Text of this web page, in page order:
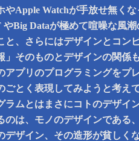
やApple Watchが手放せ無く
Big Dataが極めて喧噪な風潮
と、さらにはデザインとコン
」そのものとデザインの関係
アプリのプログラミングをプ
ごとく表現してみようと考え
ラムとはまさにコトのデザイ
のは、モノのデザインである
デザイン、その造形が貧しく